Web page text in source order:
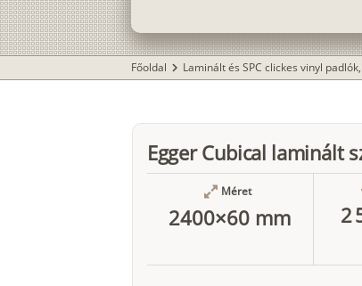
Főoldal chevron_right Laminált és SPC clickes vinyl
Egger Cubical laminált
Méret
2400×60 mm 2